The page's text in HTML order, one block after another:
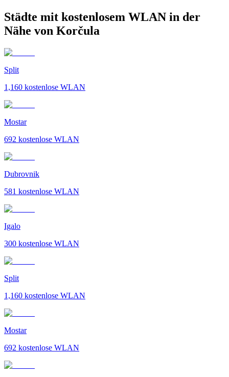
Städte mit kostenlosem WLAN in der
Nähe von Korčula
Split
1,160 kostenlose WLAN
Mostar
692 kostenlose WLAN
Dubrovnik
581 kostenlose WLAN
Igalo
300 kostenlose WLAN
Split
1,160 kostenlose WLAN
Mostar
692 kostenlose WLAN